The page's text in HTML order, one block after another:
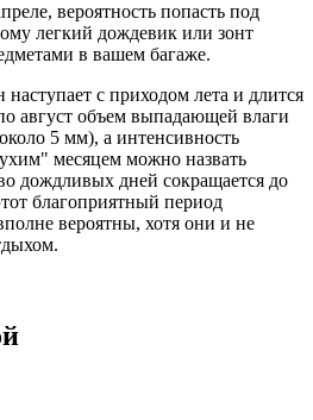
вероятность попасть под
легкий дождевик или зонт
в вашем багаже.
наступает с приходом лета и длится
август объем выпадающей влаги
5 мм), а интенсивность
месяцем можно назвать
дождливых дней сокращается до
благоприятный период
вероятны, хотя они и не